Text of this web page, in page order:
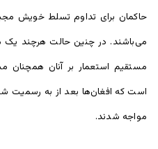
حاکمان برای تداوم تسلط خویش
می‌باشند. در چنین حالت هرچند یک
مستقیم استعمار بر آنان همچنان
است که افغان‌ها بعد از به رسمیت
مواجه شدند.